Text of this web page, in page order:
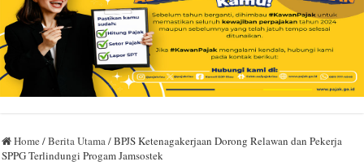
Home /Berita Utama/BPJS Ketenagakerjaan Dorong Relawan dan Pekerja
SPPG Terlindungi Progam Jamsostek